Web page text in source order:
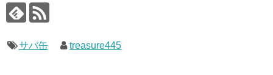
サバ缶 treasure445